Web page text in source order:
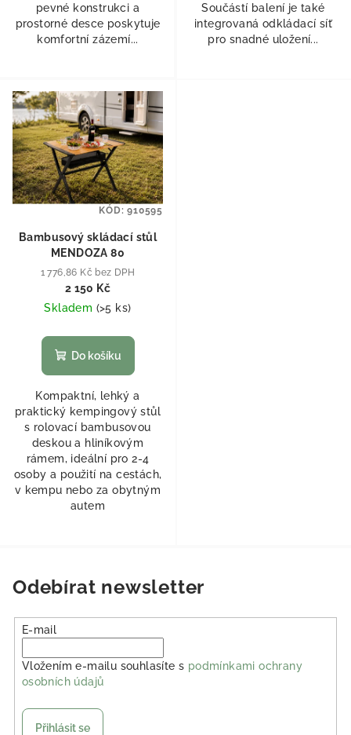
pevné konstrukci a
prostorné desce poskytuje
komfortní zázemí...
Součástí balení je také
integrovaná odkládací síť
pro snadné uložení...
Bambusový skládací stůl
MENDOZA 80
1 776,86 Kč bez DPH
2 150 Kč
Skladem (>5 ks)
Do košíku
Kompaktní, lehký a
praktický kempingový stůl
s rolovací bambusovou
deskou a hliníkovým
rámem, ideální pro 2-4
osoby a použití na cestách,
v kempu nebo za obytným
autem
KÓD:910595
Odebírat newsletter
E-mail
Vložením e-mailu souhlasíte s podmínkami ochrany
osobních údajů
Přihlásit se